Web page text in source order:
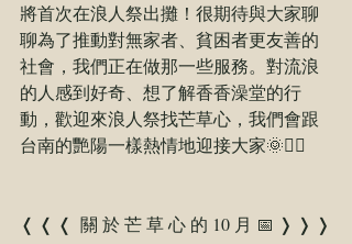
將首次在浪人祭出攤！很期待與大家聊
聊為了推動對無家者、貧困者更友善的
社會，我們正在做那一些服務。對流浪
的人感到好奇、想了解香香澡堂的行
動，歡迎來浪人祭找芒草心，我們會跟
台南的艷陽一樣熱情地迎接大家🌞❤️‍🔥
❬ ❬ ❬ ​ 關 於 芒 草 心 的 10 月 📅 ❭ ❭ ❭